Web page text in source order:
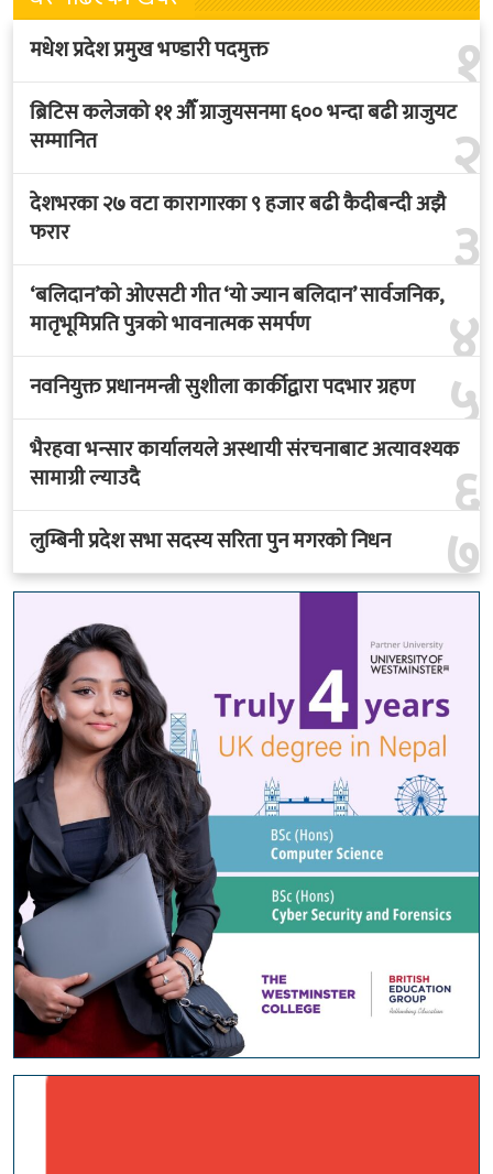
१
मधेश प्रदेश प्रमुख भण्डारी पदमुक्त
२
ब्रिटिस कलेजको ११ औँ ग्राजुयसनमा ६०० भन्दा बढी ग्राजुयट
सम्मानित
३
देशभरका २७ वटा कारागारका ९ हजार बढी कैदीबन्दी अझै
फरार
४
‘बलिदान’को ओएसटी गीत ‘यो ज्यान बलिदान’ सार्वजनिक,
मातृभूमिप्रति पुत्रको भावनात्मक समर्पण
५
नवनियुक्त प्रधानमन्त्री सुशीला कार्कीद्वारा पदभार ग्रहण
६
भैरहवा भन्सार कार्यालयले अस्थायी संरचनाबाट अत्यावश्यक
सामाग्री ल्याउदै
७
लुम्बिनी प्रदेश सभा सदस्य सरिता पुन मगरको निधन